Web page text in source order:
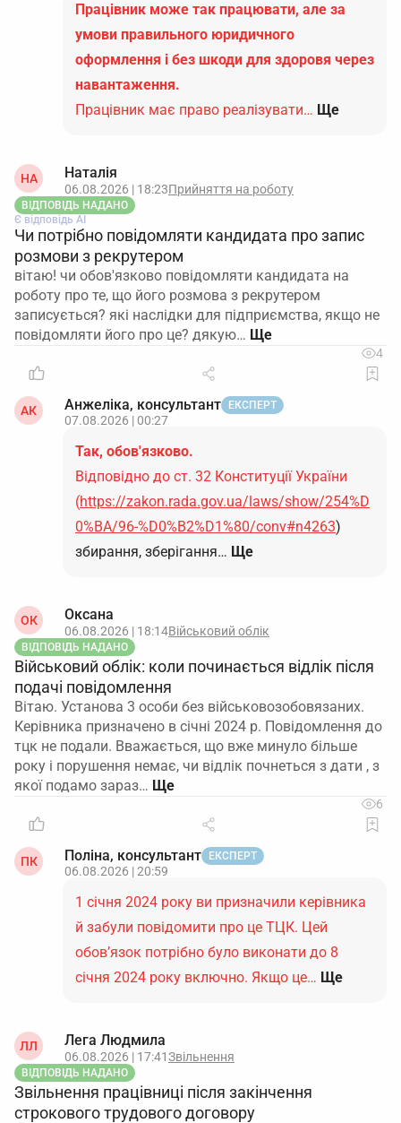
Працівник може так працювати, але за
умови правильного юридичного
оформлення і без шкоди для здоровя через
навантаження.
Працівник має право реалізувати… Ще
НА Наталія
06.08.2026 | 18:23Прийняття на роботу
ВІДПОВІДЬ НАДАНО
Є відповідь АІ
Чи потрібно повідомляти кандидата про запис
розмови з рекрутером
вітаю! чи обов'язково повідомляти кандидата на
роботу про те, що його розмова з рекрутером
записується? які наслідки для підприємства, якщо не
повідомляти його про це? дякую…
4
АК Анжеліка, консультант ЕКСПЕРТ
07.08.2026 | 00:27
Так, обов'язково.
Відповідно до ст. 32 Конституції України
(https://zakon.rada.gov.ua/laws/show/254%D
0%BA/96-%D0%B2%D1%80/conv#n4263)
збирання, зберігання… Ще
ОК Оксана
06.08.2026 | 18:14Військовий облік
ВІДПОВІДЬ НАДАНО
Військовий облік: коли починається відлік після
подачі повідомлення
Вітаю. Установа 3 особи без військовозобовязаних.
Керівника призначено в січні 2024 р. Повідомлення до
тцк не подали. Вважається, що вже минуло більше
року і порушення немає, чи відлік почнеться з дати , з
якої подамо зараз…
6
ПК Поліна, консультант ЕКСПЕРТ
06.08.2026 | 20:59
1 січня 2024 року ви призначили керівника
й забули повідомити про це ТЦК. Цей
обов’язок потрібно було виконати до 8
січня 2024 року включно. Якщо це… Ще
ЛЛ Лега Людмила
06.08.2026 | 17:41Звільнення
ВІДПОВІДЬ НАДАНО
Звільнення працівниці після закінчення
строкового трудового договору